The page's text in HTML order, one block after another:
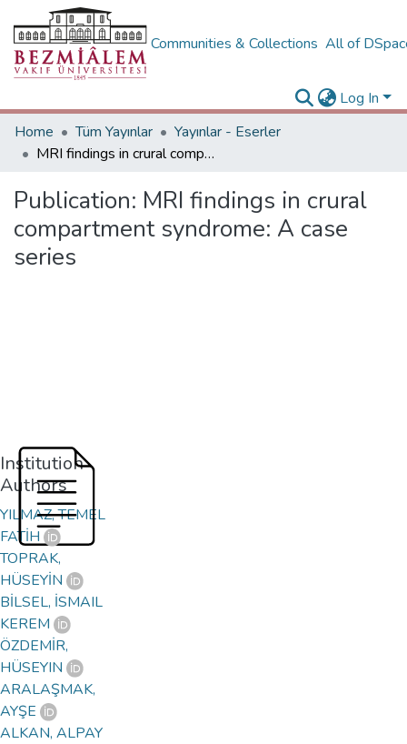
Communities & Collections All of
Log In
Home
Tüm Yayınlar
Yayınlar - Eserler
MRI findings in crural compartment syndrome: A case series
Publication: MRI findings in crural
compartment syndrome: A case
series
Institution
Authors
YILMAZ, TEMEL
FATİH
TOPRAK,
HÜSEYİN
BİLSEL, İSMAIL
KEREM
ÖZDEMİR,
HÜSEYIN
ARALAŞMAK,
AYŞE
ALKAN, ALPAY